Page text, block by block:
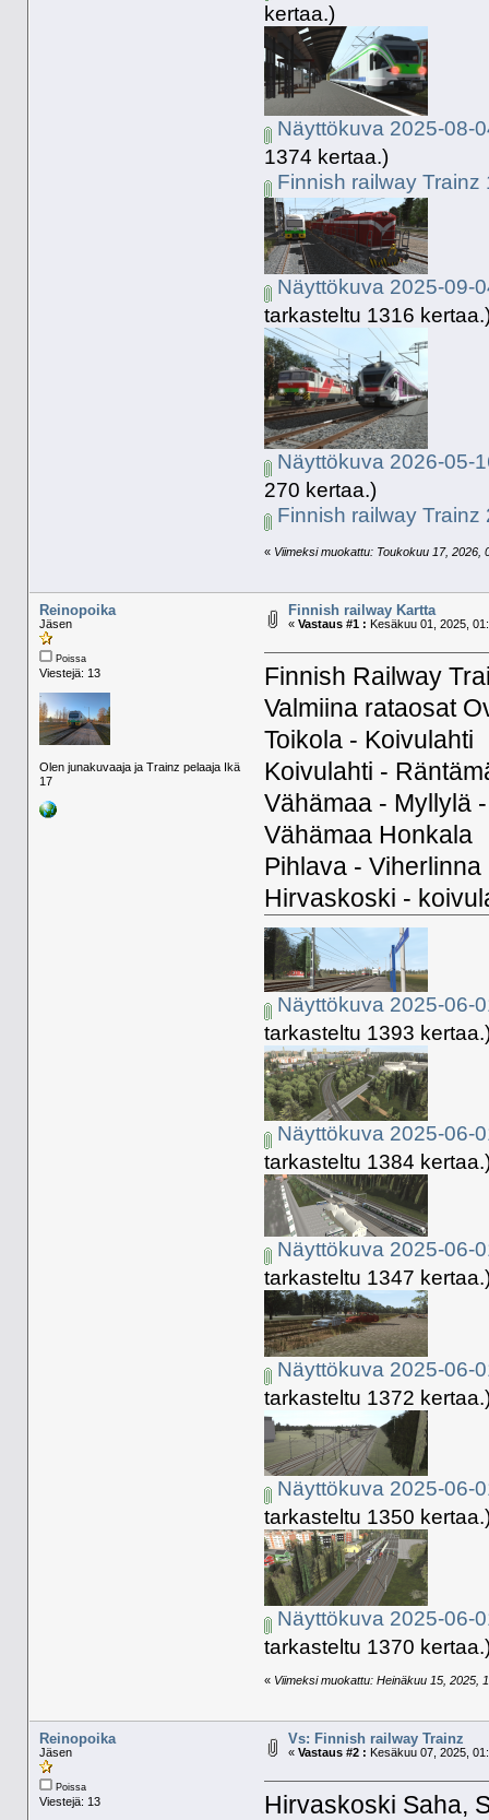
kertaa.)
Näyttökuva 2025-08-
1374 kertaa.)
Finnish railway Trainz
Näyttökuva 2025-09-
tarkasteltu 1316
Näyttökuva 2026-05-
270 kertaa.)
Finnish railway Trainz
« Viimeksi muokattu: Toukokuu 17, 2026,
Reinopoika
Jäsen
Poissa
Viestejä: 13
Olen junakuvaaja ja Trainz pelaaja Ikä
17
Finnish railway Kartta
« Vastaus #1 : Kesäkuu 01, 2025,
Finnish Railway
Valmiina rataosat
Toikola - Koivulahti
Koivulahti -
Vähämaa - Myllylä
Vähämaa Honkala
Pihlava - Viherlinna
Hirvaskoski -
Näyttökuva 2025-06-
tarkasteltu 1393
Näyttökuva 2025-06-
tarkasteltu 1384
Näyttökuva 2025-06-
tarkasteltu 1347
Näyttökuva 2025-06-
tarkasteltu 1372
Näyttökuva 2025-06-
tarkasteltu 1350
Näyttökuva 2025-06-
tarkasteltu 1370
« Viimeksi muokattu: Heinäkuu 15, 2025,
Reinopoika
Jäsen
Poissa
Viestejä: 13
Vs: Finnish railway Trainz
« Vastaus #2 : Kesäkuu 07, 2025,
Hirvaskoski Saha,